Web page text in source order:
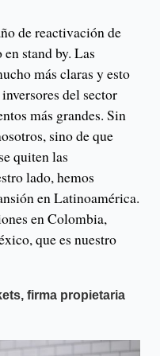
de reactivación de
stand by. Las
más claras y esto
del sector
más grandes. Sin
sino de que
quiten las
lado, hemos
en Latinoamérica.
en Colombia,
que es nuestro
firma propietaria